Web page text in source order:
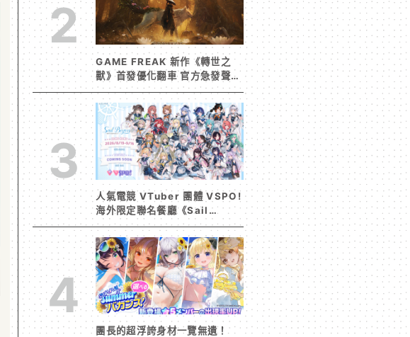
2
GAME FREAK 新作《轉世之
獸》首發優化翻車 官方急發聲明
承諾提供大量更新彌補
3
人氣電競 VTuber 團體 VSPO!
海外限定聯名餐廳《Sail
Beyond！～駛向更遠的彼方
～》今夏登場！
4
團長的超浮誇身材一覽無遺！